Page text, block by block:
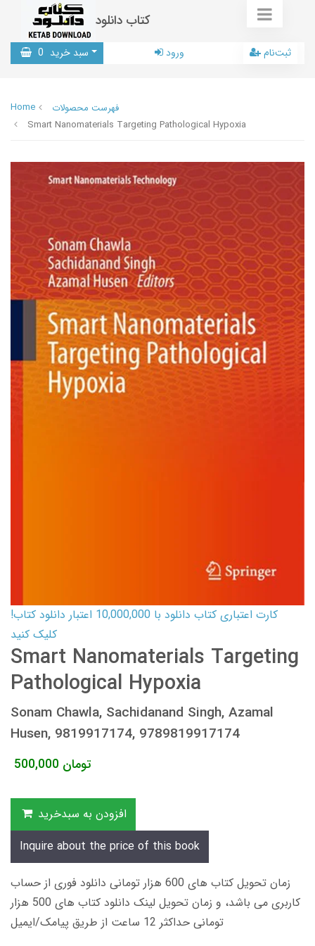
کتاب دانلود
سبد خرید 0 ورود ثبت‌نام
Home
فهرست محصولات
Smart Nanomaterials Targeting Pathological Hypoxia
کارت اعتباری کتاب دانلود با 10,000,000 اعتبار دانلود کتاب!
کلیک کنید
Smart Nanomaterials Targeting
Pathological Hypoxia
Sonam Chawla, Sachidanand Singh, Azamal
Husen, 9819917174, 9789819917174
500,000 تومان
افزودن به سبدخرید
Inquire about the price of this book
زمان تحویل کتاب های 600 هزار تومانی دانلود فوری از حساب
کاربری می باشد، و زمان تحویل لینک دانلود کتاب های 500 هزار
تومانی حداکثر 12 ساعت از طریق پیامک/ایمیل